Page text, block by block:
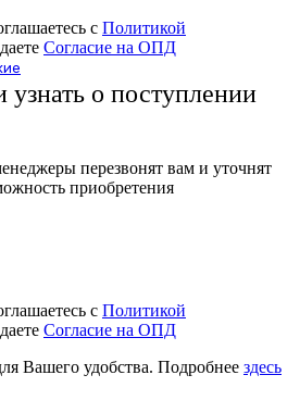
с Политикой
Согласие на ОПД
узнать о поступлении
перезвонят вам и уточнят
приобретения
с Политикой
Согласие на ОПД
Вашего удобства. Подробнее здесь